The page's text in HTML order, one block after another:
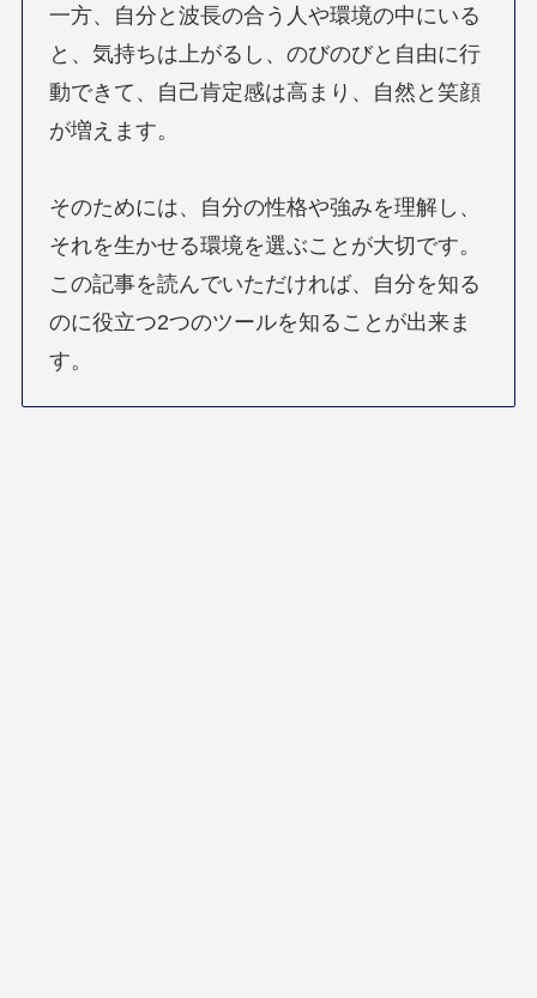
一方、自分と波長の合う人や環境の中にいる
と、気持ちは上がるし、のびのびと自由に行
動できて、自己肯定感は高まり、自然と笑顔
が増えます。
そのためには、自分の性格や強みを理解し、
それを生かせる環境を選ぶことが大切です。
この記事を読んでいただければ、自分を知る
のに役立つ2つのツールを知ることが出来ま
す。